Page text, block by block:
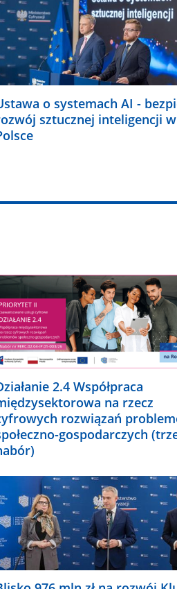
o systemach AI -
sztucznej inteligencji w
2.4 Współpraca
na rzecz
rozwiązań
gospodarczych